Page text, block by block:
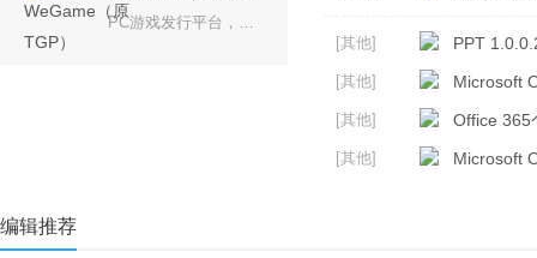
PC游戏发行平台，带给玩家更多优质游戏
[其他] PPT
[其他] Microsoft
[其他] Office 365
[其他] Microsoft
编辑推荐